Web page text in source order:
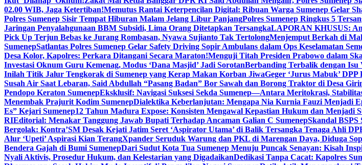
02.00 WIB, Jaga Ketertiban!Memutus Rantai Keterpencilan Digital: Ribuan Warga Sumenep Gelar
Polres Sumenep Sisir Tempat Hiburan Malam Jelang Libur PanjangPolres Sumenep Ringkus 5
Jaringan Penyalahgunaan BBM Subsidi, Lima Orang Ditetapkan TersangkaLAPORAN KHUSUS:
Pick Up Terjun Bebas ke Jurang Rombasan, Nyawa Sujianto Tak TertolongMenjemput Berkah di
SumenepSatlantas Polres Sumenep Gelar Safety Driving Sopir Ambulans dalam Ops Keselamatan
Desa Kolor, Kapolres: Perkara Ditangani Secara Maraton!Menguji Titah Presiden Prabowo dalam
Investasi Oknum Guru Kemenag, Modus ‘Dana Masjid’ Jadi SorotanBerbanding Terbalik dengan
Inilah Titik Jalur Tengkorak di Sumenep yang Kerap Makan Korban JiwaGeger ‘Jurus Mabuk’
Susah Air Saat Lebaran, Said Abdullah “Pasang Badan” Bor Sawah dan Borong Traktor di Desa
Pendopo Keraton SumenepEksklusif: Navigasi Suksesi Sekda Sumenep—Antara Meritokrasi,
Menembak Prajurit Kodim SumenepDialektika Keberlanjutan: Mengapa Nia Kurnia Fauzi Menjadi
Es” Kejari Sumenep12 Tahun Madura Expose: Konsisten Mengawal Kepastian Hukum dan Menjadi
RIEditorial: Menakar Tanggung Jawab Bupati Terhadap Ancaman Galian C SumenepSkandal BSPS
Bergolak: Kontra’SM Desak Kejati Jatim Seret ‘Aspirator Utama’ di Balik Tersangka Tenaga Ahli
Alur ‘Upeti’ Aspirasi Kian TerangXpander Seruduk Warung dan PKL di Marengan Daya, Diduga
Bendera Gajah di Bumi SumenepDari Sudut Kota Tua Sumenep Menuju Puncak Senayan: Kisah
Nyali Aktivis, Prosedur Hukum, dan Kelestarian yang DigadaikanDedikasi Tanpa Cacat: Kapolres